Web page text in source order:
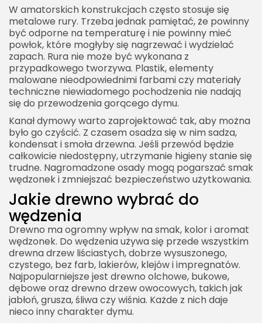
W amatorskich konstrukcjach często stosuje się
metalowe rury. Trzeba jednak pamiętać, że powinny
być odporne na temperaturę i nie powinny mieć
powłok, które mogłyby się nagrzewać i wydzielać
zapach. Rura nie może być wykonana z
przypadkowego tworzywa. Plastik, elementy
malowane nieodpowiednimi farbami czy materiały
techniczne niewiadomego pochodzenia nie nadają
się do przewodzenia gorącego dymu.
Kanał dymowy warto zaprojektować tak, aby można
było go czyścić. Z czasem osadza się w nim sadza,
kondensat i smoła drzewna. Jeśli przewód będzie
całkowicie niedostępny, utrzymanie higieny stanie się
trudne. Nagromadzone osady mogą pogarszać smak
wędzonek i zmniejszać bezpieczeństwo użytkowania.
Jakie drewno wybrać do
wędzenia
Drewno ma ogromny wpływ na smak, kolor i aromat
wędzonek. Do wędzenia używa się przede wszystkim
drewna drzew liściastych, dobrze wysuszonego,
czystego, bez farb, lakierów, klejów i impregnatów.
Najpopularniejsze jest drewno olchowe, bukowe,
dębowe oraz drewno drzew owocowych, takich jak
jabłoń, grusza, śliwa czy wiśnia. Każde z nich daje
nieco inny charakter dymu.